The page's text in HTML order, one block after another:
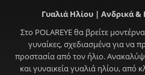
Γυαλιά Ηλίου | Ανδρικά &
Στο POLAREYE θα βρείτε
γυναίκες, σχεδιασμένα για να
προστασία από τον ήλιο.
και γυναικεία γυαλιά ηλίου, από